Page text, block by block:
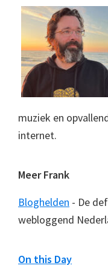
muziek en
internet.
Meer Frank
Bloghelden - De
webloggend
On this Day